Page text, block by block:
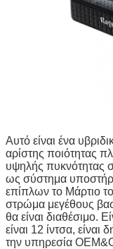
Αυτό είναι ένα
αρίστης ποιότητας
υψηλής πυκνότητας
ως σύστημα
επίπλων το Μάρτιο
στρώμα μεγέθους
θα είναι διαθέσιμο.
είναι 12 ίντσα,
την υπηρεσία